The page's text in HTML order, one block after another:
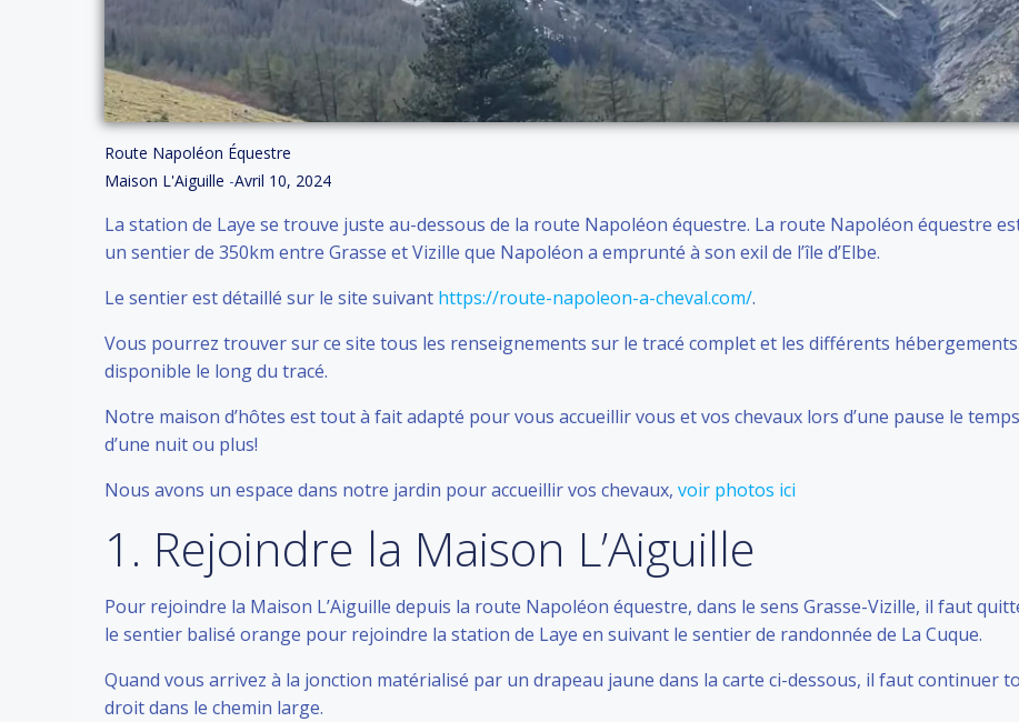
Route Napoléon Équestre
Maison L'Aiguille -Avril 10, 2024
La station de Laye se trouve juste au-dessous de la route Napoléon équestre. La route Napoléon équestre
un sentier de 350km entre Grasse et Vizille que Napoléon a emprunté à son exil de l’île d’Elbe.
Le sentier est détaillé sur le site suivant https://route-napoleon-a-cheval.com/.
Vous pourrez trouver sur ce site tous les renseignements sur le tracé complet et les différents hébergements
disponible le long du tracé.
Notre maison d’hôtes est tout à fait adapté pour vous accueillir vous et vos chevaux lors d’une pause le temps
d’une nuit ou plus!
Nous avons un espace dans notre jardin pour accueillir vos chevaux, voir photos ici
1. Rejoindre la Maison L’Aiguille
Pour rejoindre la Maison L’Aiguille depuis la route Napoléon équestre, dans le sens Grasse-Vizille, il faut
le sentier balisé orange pour rejoindre la station de Laye en suivant le sentier de randonnée de La Cuque.
Quand vous arrivez à la jonction matérialisé par un drapeau jaune dans la carte ci-dessous, il faut continuer
droit dans le chemin large.